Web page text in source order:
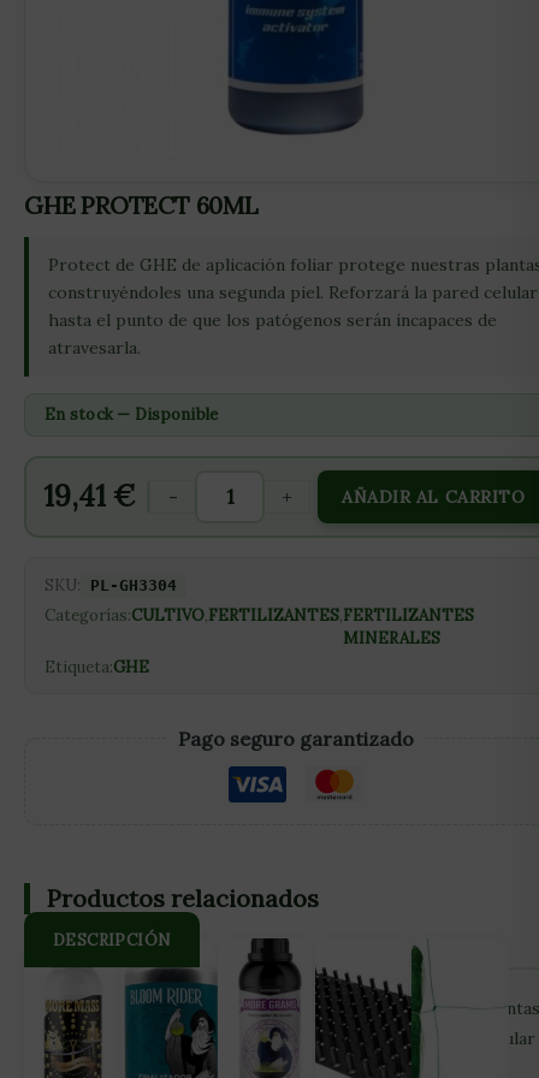
GHE PROTECT 60ML
Protect de GHE de aplicación foliar protege nuestras
construyéndoles una segunda piel. Reforzará la pared celular
hasta el punto de que los patógenos serán incapaces de
atravesarla.
En stock — Disponible
19,41 € - + AÑADIR AL CARRITO
SKU: PL-GH3304
Categorías:CULTIVO,FERTILIZANTES,FERTILIZANTES
MINERALES
Etiqueta:GHE
Pago seguro garantizado
DESCRIPCIÓN
Protect de GHE de aplicación foliar protege nuestras plantas
construyéndoles una segunda piel. Reforzará la pared celular
hasta el punto de que los patógenos serán incapaces de
Productos relacionados